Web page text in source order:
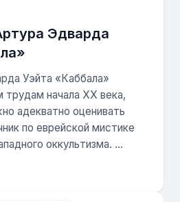
Эдварда
Уэйта «Каббала»
начала XX века,
адекватно оценивать
по еврейской мистике
оккультизма. ...